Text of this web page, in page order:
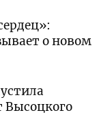
о новом